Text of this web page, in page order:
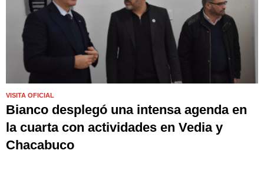
VISITA OFICIAL
Bianco desplegó una intensa agenda en
la cuarta con actividades en Vedia y
Chacabuco